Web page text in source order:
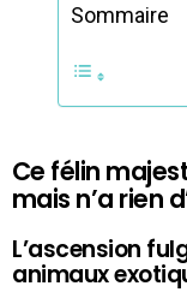
Sommaire
Ce félin
mais n’a rien
L’ascension
animaux